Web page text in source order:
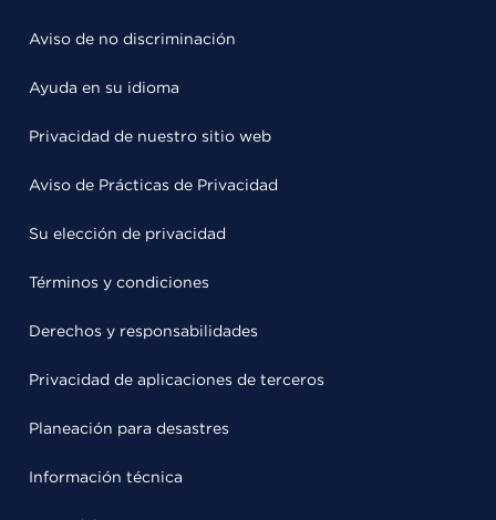
Aviso de no discriminación
Ayuda en su idioma
Privacidad de nuestro sitio web
Aviso de Prácticas de Privacidad
Su elección de privacidad
Términos y condiciones
Derechos y responsabilidades
Privacidad de aplicaciones de terceros
Planeación para desastres
Información técnica